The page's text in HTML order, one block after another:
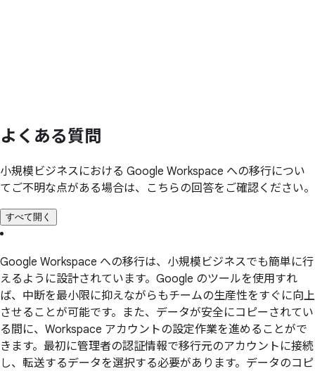
よく ある質問
小規模ビジネスにおける Google Workspace への移行につい
てご不明な点がある場合は、こちらの回答をご確認ください。
すべて開く
Google Workspace への移行は、小規模ビジネスでも簡単に行
えるように設計されています。Google のツールを使用すれ
ば、中断を最小限に抑えながらもチームの生産性をすぐに向上
させることが可能です。また、データが安全にコピーされてい
る間に、Workspace アカウントの設定作業を進めることがで
きます。最初に管理者の認証情報で移行元のアカウントに接続
し、転送するデータを選択する必要があります。データのコピ